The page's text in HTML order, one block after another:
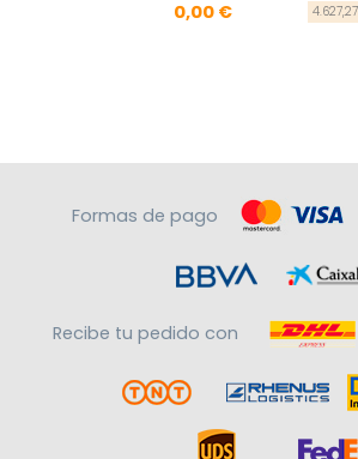
Precio
0,00 €
Formas de pago
Recibe tu pedido con